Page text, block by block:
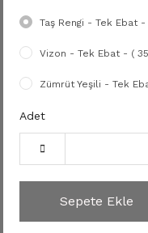
Taş Rengi - Tek Ebat
Vizon - Tek Ebat - (
Zümrüt Yeşili - Tek
Adet
Sepete Ekle